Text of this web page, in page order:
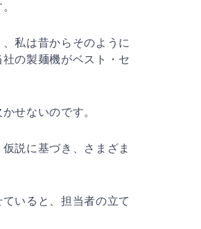
、私は昔からそのように
社の製麺機がベスト・セ
せないのです。
説に基づき、さまざま
いると、担当者の立て